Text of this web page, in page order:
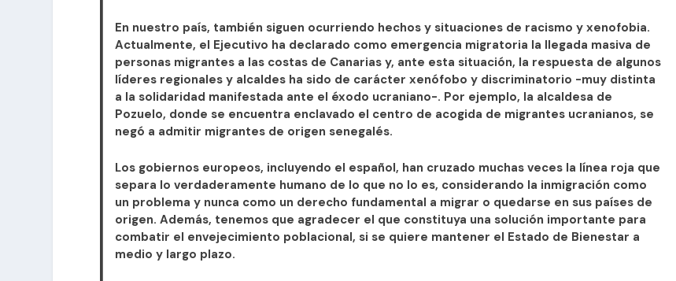
En nuestro país, también siguen ocurriendo hechos y situaciones de racismo y xenofobia.
Actualmente, el Ejecutivo ha declarado como emergencia migratoria la llegada masiva de
personas migrantes a las costas de Canarias y, ante esta situación, la respuesta de algunos
líderes regionales y alcaldes ha sido de carácter xenófobo y discriminatorio -muy distinta
a la solidaridad manifestada ante el éxodo ucraniano-. Por ejemplo, la alcaldesa de
Pozuelo, donde se encuentra enclavado el centro de acogida de migrantes ucranianos, se
negó a admitir migrantes de origen senegalés.
Los gobiernos europeos, incluyendo el español, han cruzado muchas veces la línea roja que
separa lo verdaderamente humano de lo que no lo es, considerando la inmigración como
un problema y nunca como un derecho fundamental a migrar o quedarse en sus países de
origen. Además, tenemos que agradecer el que constituya una solución importante para
combatir el envejecimiento poblacional, si se quiere mantener el Estado de Bienestar a
medio y largo plazo.